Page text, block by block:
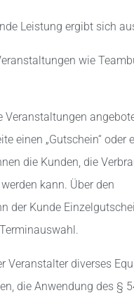
Leistung ergibt sich
wie
Veranstaltungen
einen „Gutschein“
die Kunden, die
kann. Über den
der Kunde
Veranstalter diverses
die Anwendung des §